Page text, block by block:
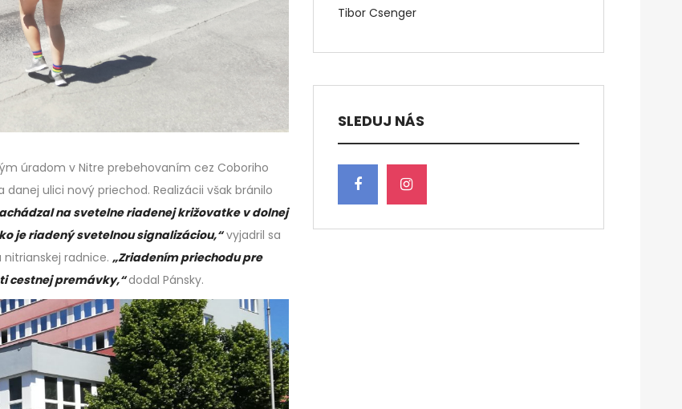
úradom v Nitre prebehovaním cez Coboriho
ulici nový priechod. Realizácii však bránilo
na svetelne riadenej križovatke v dolnej
je riadený svetelnou signalizáciou,“vyjadril sa
nitrianskej radnice. „Zriadením priechodu pre
cestnej premávky,“dodal Pánsky.
Tibor Csenger
SLEDUJ NÁS